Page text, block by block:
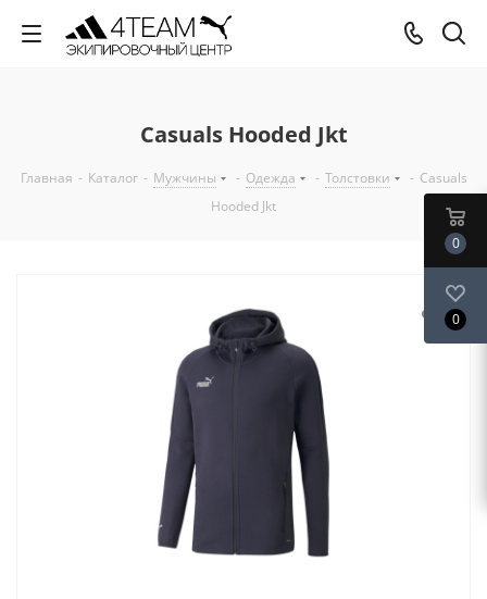
Casuals Hooded Jkt
Главная - Каталог - Мужчины - Одежда - Толстовки - Casuals
Hooded Jkt
0
0